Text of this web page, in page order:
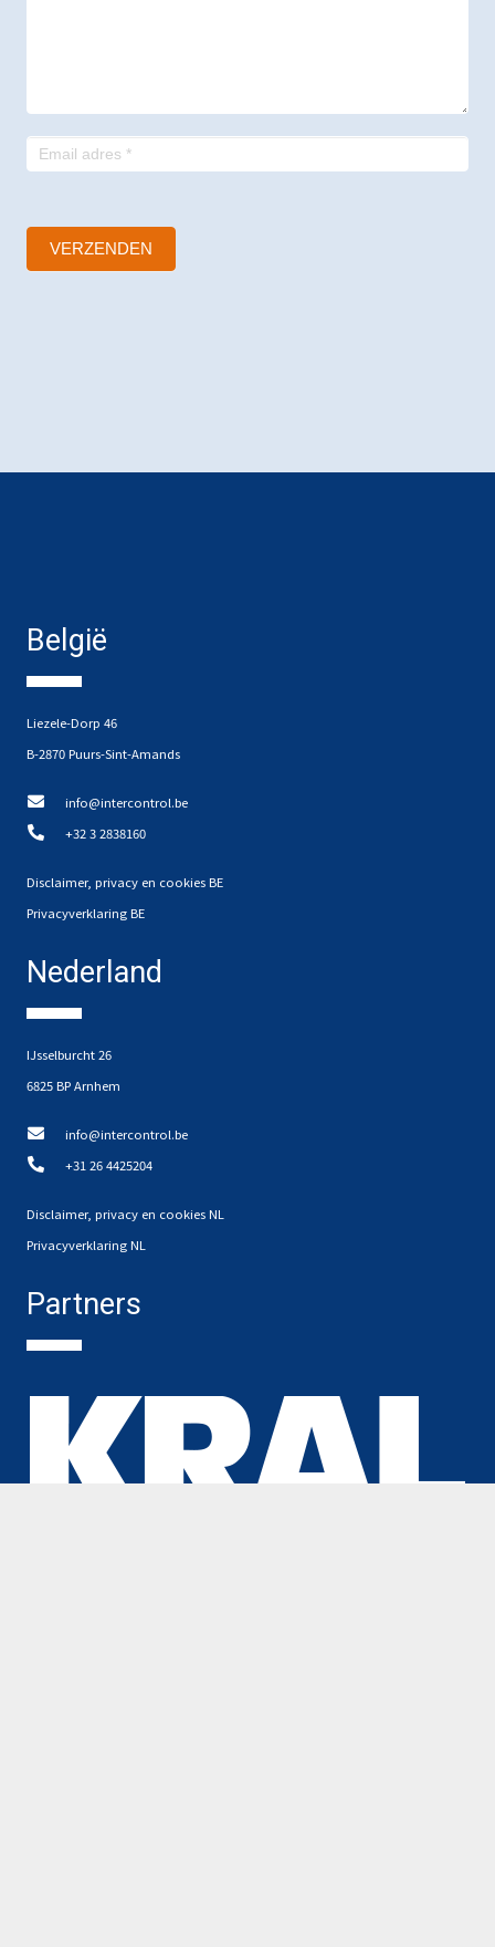
VERZENDEN
België
Liezele-Dorp 46
B-2870 Puurs-Sint-Amands
info@intercontrol.be
+32 3 2838160
Disclaimer, privacy en cookies BE
Privacyverklaring BE
Nederland
IJsselburcht 26
6825 BP Arnhem
info@intercontrol.be
+31 26 4425204
Disclaimer, privacy en cookies NL
Privacyverklaring NL
Partners